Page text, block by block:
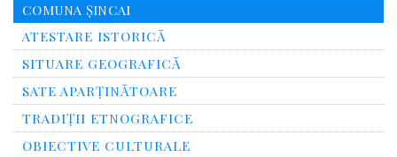
COMUNA ȘINCAI
ATESTARE ISTORICĂ
SITUARE GEOGRAFICĂ
SATE APARȚINĂTOARE
TRADIȚII ETNOGRAFICE
OBIECTIVE CULTURALE